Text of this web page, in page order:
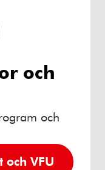
och
och
och VFU